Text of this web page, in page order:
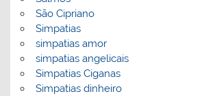
São Cipriano
Simpatias
simpatias amor
simpatias angelicais
Simpatias Ciganas
Simpatias dinheiro